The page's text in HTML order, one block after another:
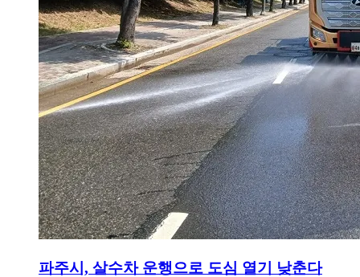
파주시, 살수차 운행으로 도심 열기 낮춘다